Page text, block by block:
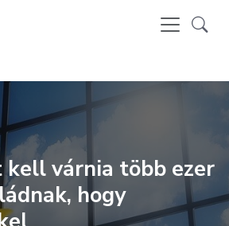
kell várnia több ezer
hogy